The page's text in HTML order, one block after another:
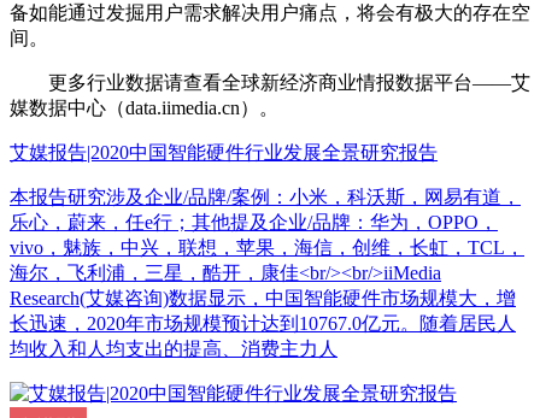
备如能通过发掘用户需求解决用户痛点，将会有极大的存在空
间。
更多行业数据请查看全球新经济商业情报数据平台——艾
媒数据中心（data.iimedia.cn）。
艾媒报告|2020中国智能硬件行业发展全景研究报告
本报告研究涉及企业/品牌/案例：小米，科沃斯，网易有道，
乐心，蔚来，任e行；其他提及企业/品牌：华为，OPPO，
vivo，魅族，中兴，联想，苹果，海信，创维，长虹，TCL，
海尔，飞利浦，三星，酷开，康佳<br/><br/>iiMedia
Research(艾媒咨询)数据显示，中国智能硬件市场规模大，增
长迅速，2020年市场规模预计达到10767.0亿元。随着居民人
均收入和人均支出的提高、消费主力人